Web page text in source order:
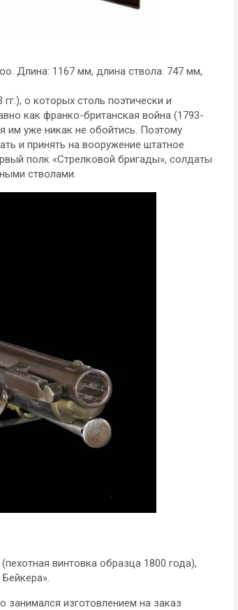
Длина: 1167 мм, длина ствола: 747 мм,
о которых столь поэтически и
как франко-британская война (1793-
им уже никак не обойтись. Поэтому
и принять на вооружение штатное
полк «Стрелковой бригады», солдаты
стволами.
винтовка образца 1800 года),
занимался изготовлением на заказ